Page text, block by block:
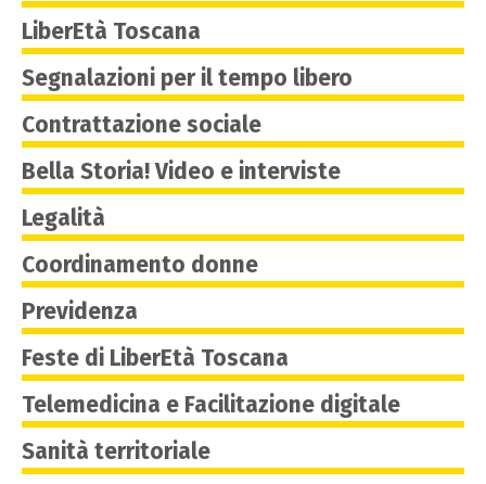
LiberEtà Toscana
Segnalazioni per il tempo libero
Contrattazione sociale
Bella Storia! Video e interviste
Legalità
Coordinamento donne
Previdenza
Feste di LiberEtà Toscana
Telemedicina e Facilitazione digitale
Sanità territoriale